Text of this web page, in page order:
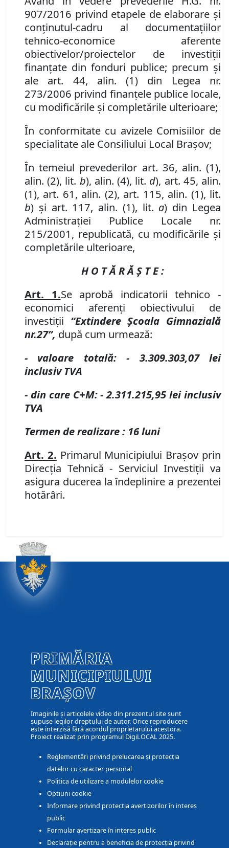
907/2016 privind etapele de elaborare și
conținutul-cadru al documentațiilor
tehnico-economice aferente
obiectivelor/proiectelor de investiții
finanțate din fonduri publice; precum şi
ale art. 44, alin.(1) din Legea nr.
273/2006 privind finanţele publice locale,
cu modificările şi completările ulterioare;
În conformitate cu avizele Comisiilor de
specialitate ale Consiliului Local Brașov;
În temeiul prevederilor art. 36, alin. (1),
alin. (2), lit. b), alin. (4), lit. d), art. 45, alin.
(1), art. 61, alin. (2), art. 115, alin. (1), lit.
b) şi art. 117, alin. (1), lit. a) din Legea
Administraţiei Publice Locale nr.
215/2001, republicată, cu modificările și
completările ulterioare,
H O T Ă R Ă Ş T E :
Art. 1.Se aprobă indicatorii tehnico -
economici aferenţi obiectivului de
investiţii “Extindere Școala Gimnazială
nr.27”, după cum urmează:
- valoare totală:
- 3.309.303,07lei
inclusiv TVA
- din care C+M: - 2.311.215,95 leiinclusiv
TVA
Termen de realizare : 16 luni
Art. 2. Primarul Municipiului Braşov prin
Direcţia Tehnică - Serviciul Investiţii va
asigura ducerea la îndeplinire a prezentei
hotărâri.
PRIMĂRIA
MUNICIPIULUI
BRAȘOV
Imaginile și articolele video din prezentul site sunt
supuse legilor dreptului de autor. Orice reproducere
este interzisă fără acordul proprietarului acestora.
Proiect realizat prin programul DigiLOCAL 2025.
Reglementări privind prelucarea și protecția
datelor cu caracter personal
Politica de utilizare a modulelor cookie
Optiuni cookie
Informare privind protectia avertizorilor în interes
public
Formular avertizare în interes public
Declarație pentru a beneficia de protecția privind